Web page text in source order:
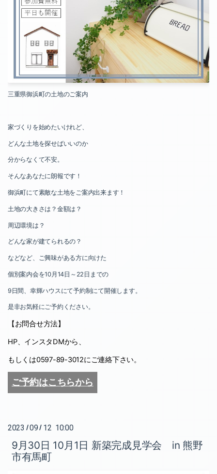
2020-10（1）
2020-08（1）
2020-07（2）
2020-06（2）
2021-07（2）
2021-06（1）
2021-05（3）
2021-02（1）
2020-03（2）
三重県御浜町の土地のご案内
家づくりを始めたいけれど、
どんな土地を探せばいいのか
分からなくて不安。
そんなあなたに朗報です！
御浜町にて素敵な土地をご案内出来ます！
土地の大きさは？金額は？
周辺環境は？
どんな家が建てられるの？
などなど、ご興味がある方に向けた
個別案内会を10月 14 日～ 22 日までの
9 日間、幸輝ハウスにて予約制にて開催します。
是非お気軽にご予約ください。
【お問合せ方法】
HP、インスタDMから、
もしくは0597-89-3012にご連絡下さい。
ご予約はこちらから
2023 /09 / 12 10:00
9月30日 10月1日 新築完成見学会 in 熊野
市有馬町